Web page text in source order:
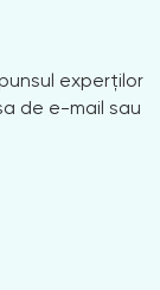
experților
de e-mail sau